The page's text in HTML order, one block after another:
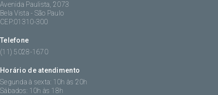
Avenida Paulista, 2073
Bela Vista - São Paulo
CEP:01310-300
Telefone
(11) 5028-1670
Horário de atendimento
Segunda à sexta: 10h às 20h
Sábados: 10h às 18h